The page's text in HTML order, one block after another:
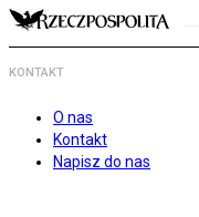
KONTAKT
O nas
Kontakt
Napisz do nas